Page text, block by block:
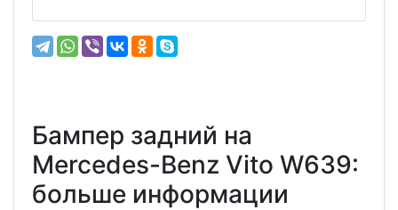
Бампер задний на
Mercedes-Benz Vito W639:
больше информации